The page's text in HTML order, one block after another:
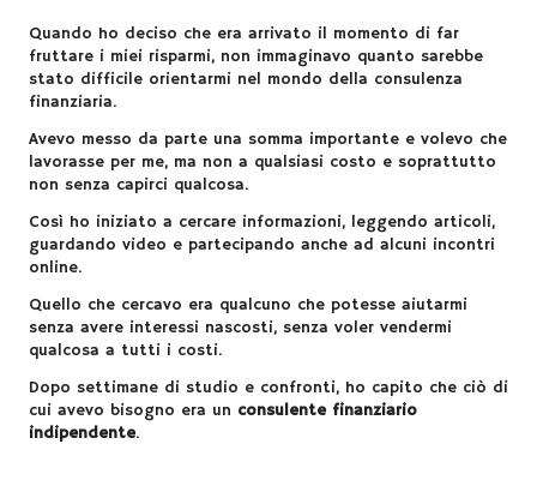
Quando ho deciso che era arrivato il momento di far
fruttare i miei risparmi, non immaginavo quanto sarebbe
stato difficile orientarmi nel mondo della consulenza
finanziaria.
Avevo messo da parte una somma importante e volevo che
lavorasse per me, ma non a qualsiasi costo e soprattutto
non senza capirci qualcosa.
Così ho iniziato a cercare informazioni, leggendo articoli,
guardando video e partecipando anche ad alcuni incontri
online.
Quello che cercavo era qualcuno che potesse aiutarmi
senza avere interessi nascosti, senza voler vendermi
qualcosa a tutti i costi.
Dopo settimane di studio e confronti, ho capito che ciò di
cui avevo bisogno era un consulente finanziario
indipendente.